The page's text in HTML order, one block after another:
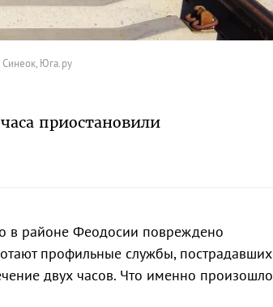
Юга.ру
приостановили
в районе Феодосии повреждено
профильные службы, пострадавших
двух часов. Что именно произошло